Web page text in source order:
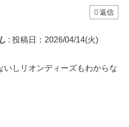
返信
: 投稿日：2026/04/14(火)
いしリオンディーズもわからな